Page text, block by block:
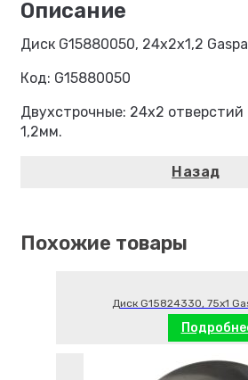
Диск G15880050, 24х2х1,2
Код: G15880050
Двухстрочные: 24х2
1,2мм.
Похожие товары
Диск G15824330, 75х1